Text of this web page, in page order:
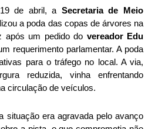
de abril, a Secretaria de Meio
a poda das copas de árvores na
após um pedido do vereador Edu
requerimento parlamentar. A poda
para o tráfego no local. A via,
reduzida, vinha enfrentando
circulação de veículos.
situação era agravada pelo avanço